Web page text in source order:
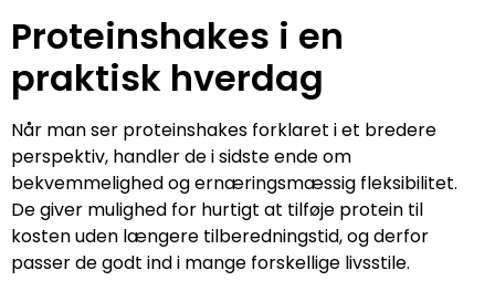
Proteinshakes i en
praktisk hverdag
Når man ser proteinshakes forklaret i et bredere
perspektiv, handler de i sidste ende om
bekvemmelighed og ernæringsmæssig fleksibilitet.
De giver mulighed for hurtigt at tilføje protein til
kosten uden længere tilberedningstid, og derfor
passer de godt ind i mange forskellige livsstile.